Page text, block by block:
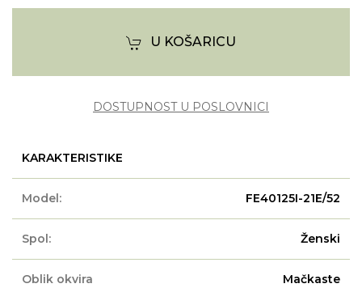
U KOŠARICU
DOSTUPNOST U POSLOVNICI
KARAKTERISTIKE
Model: FE40125I-21E/52
Spol: Ženski
Oblik okvira Mačkaste